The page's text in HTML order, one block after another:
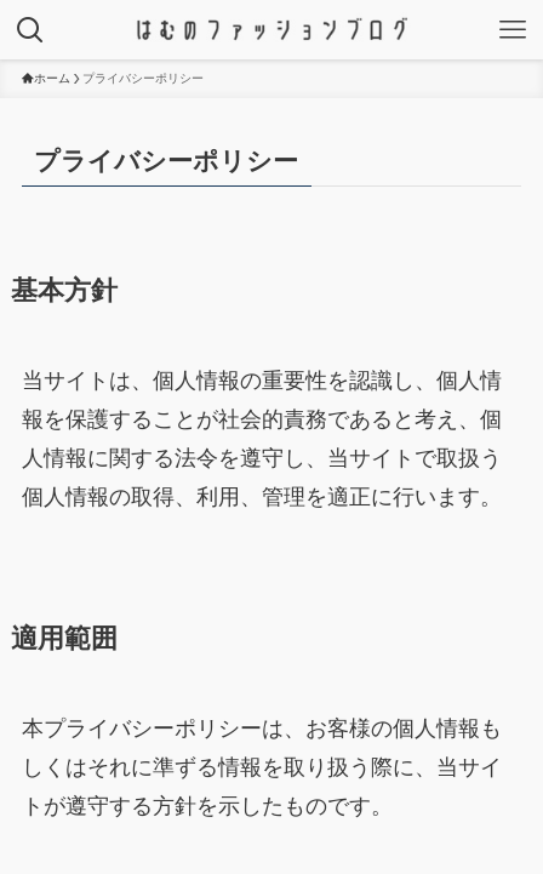
ホーム プライバシーポリシー
プライバシーポリシー
基本方針
当サイトは、個人情報の重要性を認識し、個人情
報を保護することが社会的責務であると考え、個
人情報に関する法令を遵守し、当サイトで取扱う
個人情報の取得、利用、管理を適正に行います。
適用範囲
本プライバシーポリシーは、お客様の個人情報も
しくはそれに準ずる情報を取り扱う際に、当サイ
トが遵守する方針を示したものです。